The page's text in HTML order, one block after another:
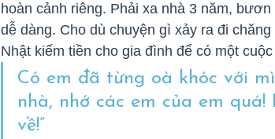
hoàn cảnh riêng. Phải xa nhà 3 năm,
dễ dàng. Cho dù chuyện gì xảy ra đi
Nhật kiếm tiền cho gia đình để có một
Có em đã từng oà khóc với
nhà, nhớ các em của em
về!”